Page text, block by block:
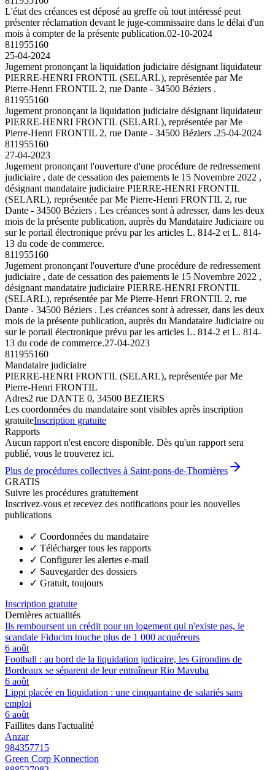
L'état des créances est déposé au greffe où tout intéressé peut
présenter réclamation devant le juge-commissaire dans le délai d'un
mois à compter de la présente publication.02-10-2024
811955160
25-04-2024
Jugement prononçant la liquidation judiciaire désignant liquidateur
PIERRE-HENRI FRONTIL (SELARL), représentée par Me
Pierre-Henri FRONTIL 2, rue Dante - 34500 Béziers .
811955160
Jugement prononçant la liquidation judiciaire désignant liquidateur
PIERRE-HENRI FRONTIL (SELARL), représentée par Me
Pierre-Henri FRONTIL 2, rue Dante - 34500 Béziers .25-04-2024
811955160
27-04-2023
Jugement prononçant l'ouverture d'une procédure de redressement
judiciaire , date de cessation des paiements le 15 Novembre 2022 ,
désignant mandataire judiciaire PIERRE-HENRI FRONTIL
(SELARL), représentée par Me Pierre-Henri FRONTIL 2, rue
Dante - 34500 Béziers . Les créances sont à adresser, dans les deux
mois de la présente publication, auprès du Mandataire Judiciaire ou
sur le portail électronique prévu par les articles L. 814-2 et L. 814-
13 du code de commerce.
811955160
Jugement prononçant l'ouverture d'une procédure de redressement
judiciaire , date de cessation des paiements le 15 Novembre 2022 ,
désignant mandataire judiciaire PIERRE-HENRI FRONTIL
(SELARL), représentée par Me Pierre-Henri FRONTIL 2, rue
Dante - 34500 Béziers . Les créances sont à adresser, dans les deux
mois de la présente publication, auprès du Mandataire Judiciaire ou
sur le portail électronique prévu par les articles L. 814-2 et L. 814-
13 du code de commerce.27-04-2023
811955160
Mandataire judiciaire
PIERRE-HENRI FRONTIL (SELARL), représentée par Me
Pierre-Henri FRONTIL
Adres2 rue DANTE 0, 34500 BEZIERS
Les coordonnées du mandataire sont visibles après inscription
gratuiteInscription gratuite
Rapports
Aucun rapport n'est encore disponible. Dès qu'un rapport sera
publié, vous le trouverez ici.
Plus de procédures collectives à Saint-pons-de-Thomières
GRATIS
Suivre les procédures gratuitement
Inscrivez-vous et recevez des notifications pour les nouvelles
publications
✓ Coordonnées du mandataire
✓ Télécharger tous les rapports
✓ Configurer les alertes e-mail
✓ Sauvegarder des dossiers
✓ Gratuit, toujours
Inscription gratuite
Dernières actualités
Ils remboursent un crédit pour un logement qui n'existe pas, le
scandale Fiducim touche plus de 1 000 acquéreurs
6 août
Football : au bord de la liquidation judicaire, les Girondins de
Bordeaux se séparent de leur entraîneur Rio Mavuba
6 août
Lippi placée en liquidation : une cinquantaine de salariés sans
emploi
6 août
Faillites dans l'actualité
Anzar
984357715
Green Corp Konnection